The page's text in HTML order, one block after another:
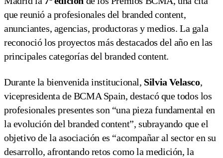
que reunió a profesionales del branded content,
anunciantes, agencias, productoras y medios. La gala
reconoció los proyectos más destacados del año en las
principales categorías del branded content.
Durante la bienvenida institucional, Silvia Velasco,
vicepresidenta de BCMA Spain, destacó que todos los
profesionales presentes son “una pieza fundamental en
la evolución del branded content”, subrayando que el
objetivo de la asociación es “acompañar al sector en su
desarrollo, afrontando retos como la medición, la